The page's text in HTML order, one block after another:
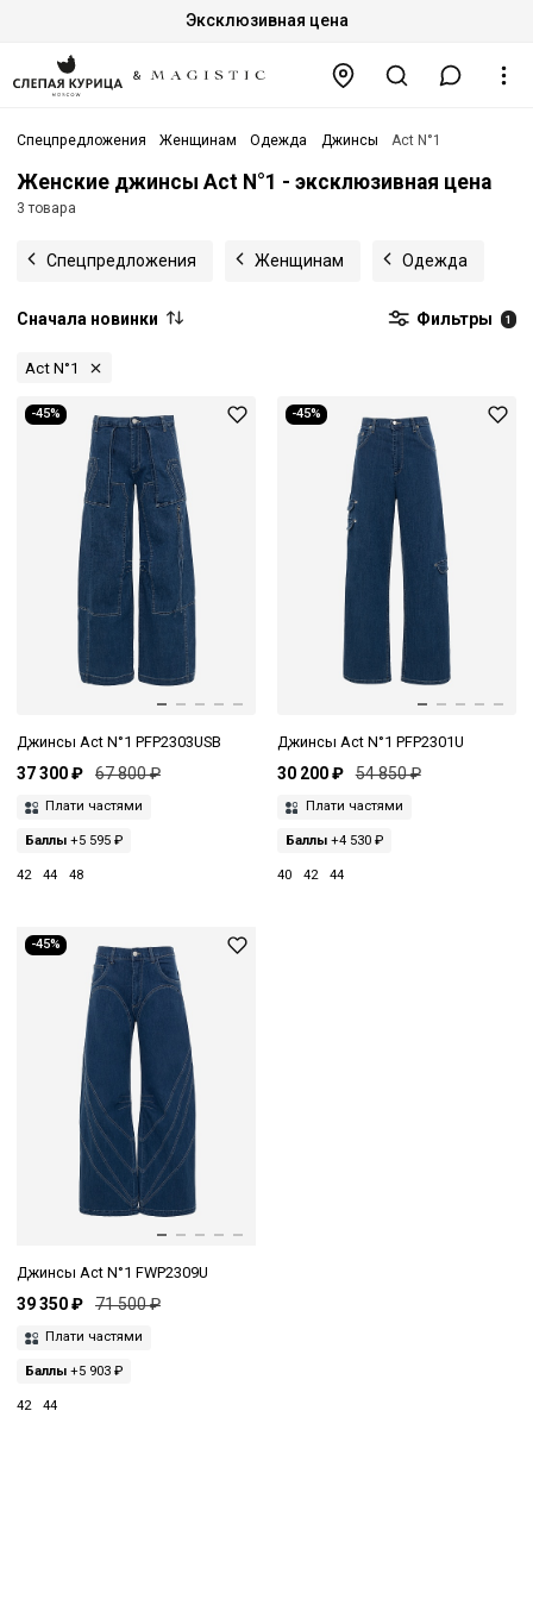
Эксклюзивная цена
Спецпредложения Женщинам Одежда Джинсы Act N°1
Женские джинсы Act N°1 - эксклюзивная цена
3 товара
Спецпредложения Женщинам Одежда
Сначала новинки Фильтры 1
Act N°1
-45%
Джинсы Act N°1 PFP2303USB
37 300 ₽ 67 800 ₽
Плати частями
Баллы +5 595 ₽
42 44 48
-45%
Джинсы Act N°1 PFP2301U
30 200 ₽ 54 850 ₽
Плати частями
Баллы+4 530 ₽
40 42 44
-45%
Джинсы Act N°1 FWP2309U
39 350 ₽ 71 500 ₽
Плати частями
Баллы +5 903 ₽
42 44